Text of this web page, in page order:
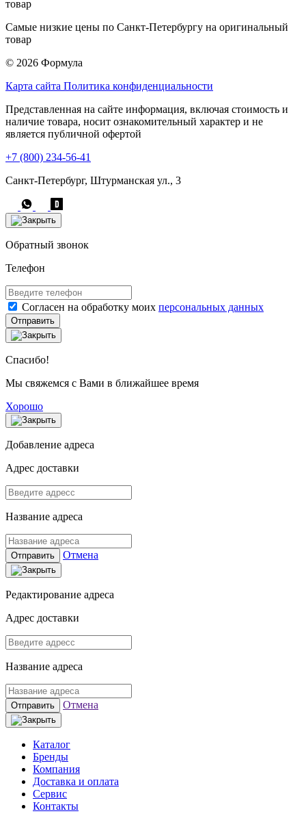
Самые низкие цены по Санкт-Петербургу на оригинальный
товар
© 2026 Формула
Карта сайта Политика конфиденциальности
Представленная на сайте информация, включая стоимость и
наличие товара, носит ознакомительный характер и не
является публичной офертой
+7 (800) 234-56-41
Санкт-Петербург, Штурманская ул., 3
Обратный звонок
Телефон
Согласен на обработку моих персональных данных
Отправить
Спасибо!
Мы свяжемся с Вами в ближайшее время
Хорошо
Добавление адреса
Адрес доставки
Название адреса
Отправить Отмена
Редактирование адреса
Адрес доставки
Название адреса
Отправить Отмена
Каталог
Бренды
Компания
Доставка и оплата
Сервис
Контакты